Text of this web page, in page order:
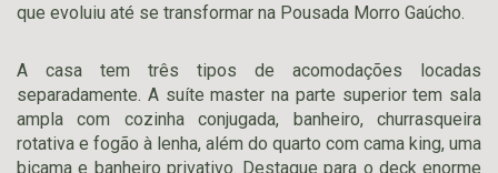
que evoluiu até se transformar na Pousada Morro Gaúcho.
A casa tem três tipos de acomodações locadas
separadamente. A suíte master na parte superior tem sala
ampla com cozinha conjugada, banheiro, churrasqueira
rotativa e fogão à lenha, além do quarto com cama king, uma
bicama e banheiro privativo. Destaque para o deck enorme